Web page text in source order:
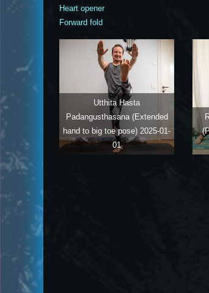
Heart opener
Forward fold
Utthita Hasta
Padangusthasana (Extended
hand to big toe pose)2025-01-
01